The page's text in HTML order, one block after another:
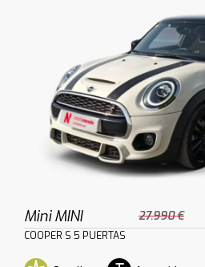
Mini MINI 27.990 €
COOPER S 5 PUERTAS